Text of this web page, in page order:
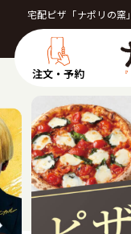
宅配ピザ「ナポリの
注文・予約